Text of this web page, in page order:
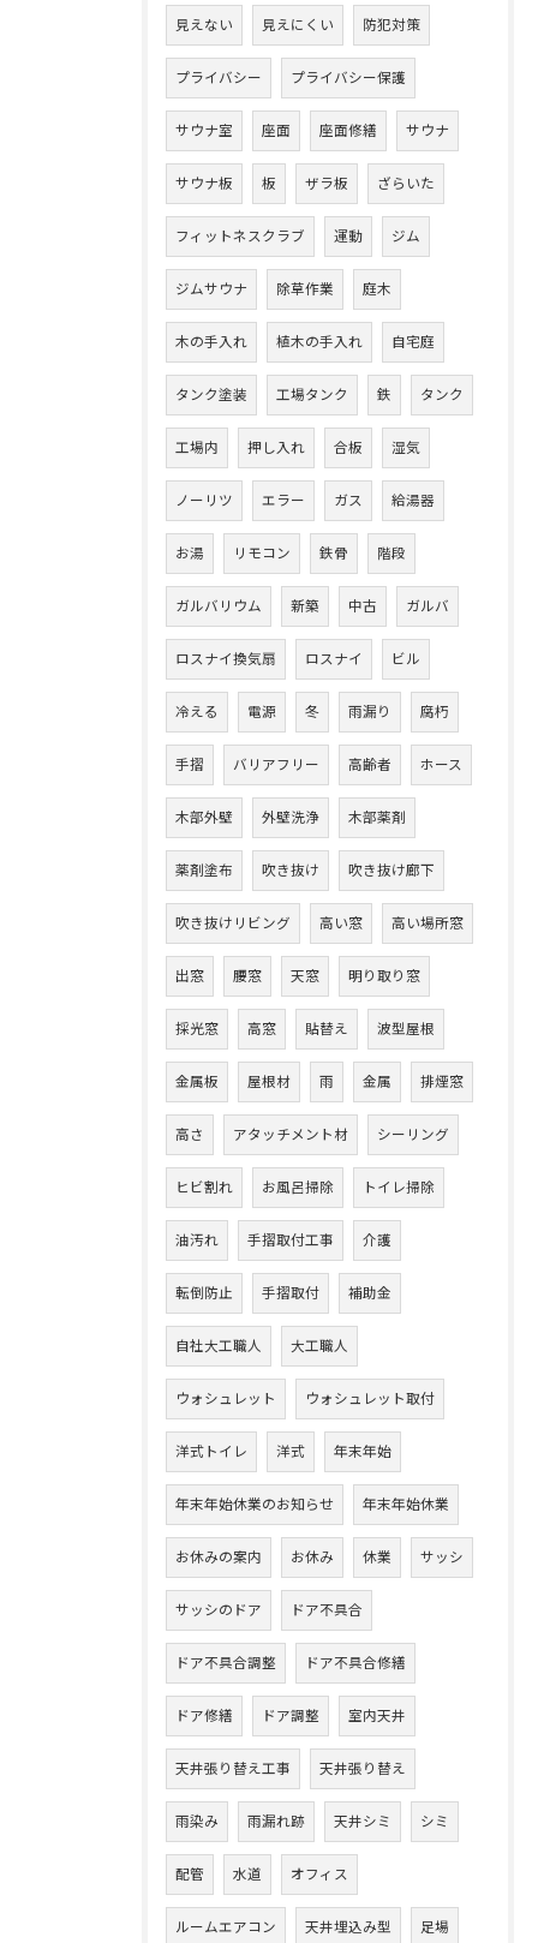
見えない 見えにくい 防犯対策
プライバシー プライバシー保護
サウナ室 座面 座面修繕 サウナ
サウナ板 板 ザラ板 ざらいた
フィットネスクラブ 運動 ジム
ジムサウナ 除草作業 庭木
木の手入れ 植木の手入れ 自宅庭
タンク塗装 工場タンク 鉄 タンク
工場内 押し入れ 合板 湿気
ノーリツ エラー ガス 給湯器
お湯 リモコン 鉄骨 階段
ガルバリウム 新築 中古 ガルバ
ロスナイ換気扇 ロスナイ ビル
冷える 電源 冬 雨漏り 腐朽
手摺 バリアフリー 高齢者 ホース
木部外壁 外壁洗浄 木部薬剤
薬剤塗布 吹き抜け 吹き抜け廊下
吹き抜けリビング 高い窓 高い場所窓
出窓 腰窓 天窓 明り取り窓
採光窓 高窓 貼替え 波型屋根
金属板 屋根材 雨 金属 排煙窓
高さ アタッチメント材 シーリング
ヒビ割れ お風呂掃除 トイレ掃除
油汚れ 手摺取付工事 介護
転倒防止 手摺取付 補助金
自社大工職人 大工職人
ウォシュレット ウォシュレット取付
洋式トイレ 洋式 年末年始
年末年始休業のお知らせ 年末年始休業
お休みの案内 お休み 休業 サッシ
サッシのドア ドア不具合
ドア不具合調整 ドア不具合修繕
ドア修繕 ドア調整 室内天井
天井張り替え工事 天井張り替え
雨染み 雨漏れ跡 天井シミ シミ
配管 水道 オフィス
ルームエアコン 天井埋込み型 足場